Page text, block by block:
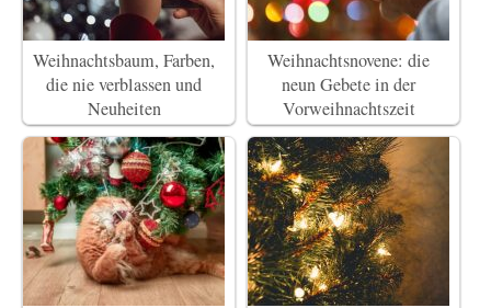
Weihnachtsbaum, Farben,
die nie verblassen und
Neuheiten
Weihnachtsnovene: die
neun Gebete in der
Vorweihnachtszeit